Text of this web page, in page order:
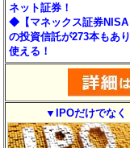
ネット証券！
◆【マネックス証券NISA
の投資信託が273本もあ
使える！
▼IPOだけでなく